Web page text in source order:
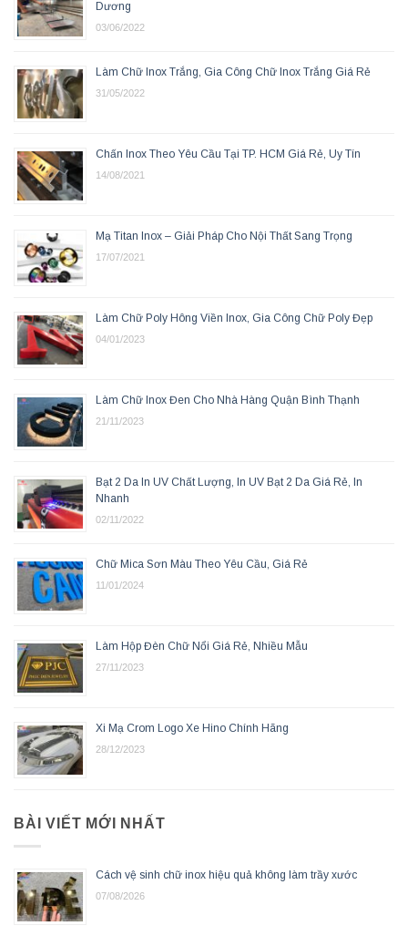
Dương
03/06/2022
Làm Chữ Inox Trắng, Gia Công Chữ Inox Trắng Giá Rẻ
31/05/2022
Chấn Inox Theo Yêu Cầu Tại TP. HCM Giá Rẻ, Uy Tín
14/08/2021
Mạ Titan Inox – Giải Pháp Cho Nội Thất Sang Trọng
17/07/2021
Làm Chữ Poly Hông Viền Inox, Gia Công Chữ Poly Đẹp
04/01/2023
Làm Chữ Inox Đen Cho Nhà Hàng Quận Bình Thạnh
21/11/2023
Bạt 2 Da In UV Chất Lượng, In UV Bạt 2 Da Giá Rẻ, In
Nhanh
02/11/2022
Chữ Mica Sơn Màu Theo Yêu Cầu, Giá Rẻ
11/01/2024
Làm Hộp Đèn Chữ Nổi Giá Rẻ, Nhiều Mẫu
27/11/2023
Xi Mạ Crom Logo Xe Hino Chính Hãng
28/12/2023
BÀI VIẾT MỚI NHẤT
Cách vệ sinh chữ inox hiệu quả không làm trầy xước
07/08/2026